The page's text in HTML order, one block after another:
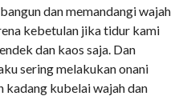
dan memandangi wajah
kebetulan jika tidur kami
dan kaos saja. Dan
sering melakukan onani
kadang kubelai wajah dan